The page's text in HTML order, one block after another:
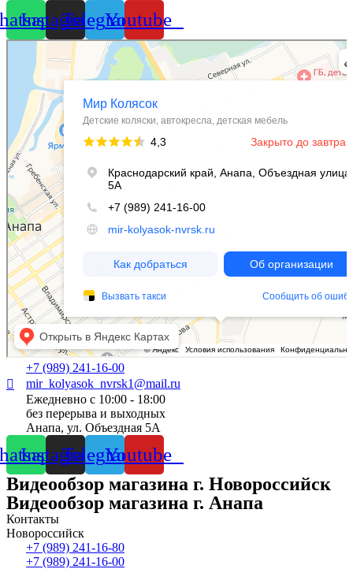
InstagramTelegramYoutube
Мир Колясок
Детские коляски в Анапе
Автокресла в Анапе
+7 (989) 241-16-00
mir_kolyasok_nvrsk1@mail.ru
Ежедневно с 10:00 - 18:00
без перерыва и выходных
Анапа, ул. Объездная 5А
InstagramTelegramYoutube
Видеообзор магазина г. Новороссийск
Видеообзор магазина г. Анапа
Контакты
Новороссийск
+7 (989) 241-16-80
+7 (989) 241-16-00